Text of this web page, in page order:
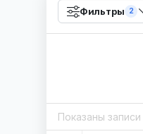
Фильтры 2
Показаны записи